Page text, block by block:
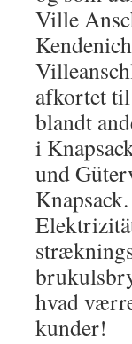
Ville
afkortet
blandt
i
und
hvad
kunder!